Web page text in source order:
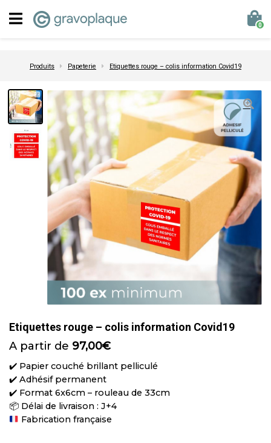
0
Produits Papeterie Etiquettes rouge – colis information Covid19
Etiquettes rouge – colis information Covid19
A partir de 97,00€
✔️ Papier couché brillant pelliculé
✔️ Adhésif permanent
✔️ Format 6x6cm – rouleau de 33cm
📦 Délai de livraison : J+4
Fabrication française